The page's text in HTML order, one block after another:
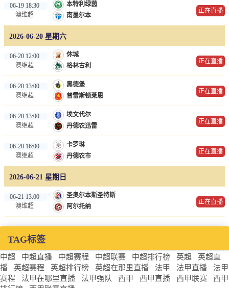
06-19 18:30
澳维超
本特利绿茵
南墨尔本
正在直播
2026-06-20 星期六
06-20 12:00
澳维超
休城
格林古利
正在直播
06-20 13:00
澳维超
黑德堡
普雷斯顿莱恩
正在直播
06-20 13:00
澳维超
埃文代尔
丹德农迅雷
正在直播
06-20 16:00
澳维超
卡罗琳
丹德农市
正在直播
2026-06-21 星期日
06-21 13:00
澳维超
圣奥尔本斯圣特斯
阿尔托纳
正在直播
TAG标签
中超 中超直播 中超赛程 中超联赛 中超排行榜 英超
英超直
播
英超赛程 英超排行榜 英超在那里直播 法甲 法甲直播
法甲
赛程
法甲在哪里直播 法甲强队 西甲 西甲直播 西甲联赛
西甲